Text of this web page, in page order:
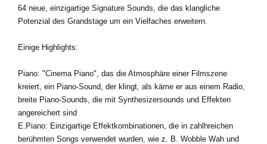
64 neue, einzigartige Signature Sounds, die das klangliche
Potenzial des Grandstage um ein Vielfaches erweitern.
Einige Highlights:
Piano: "Cinema Piano", das die Atmosphäre einer Filmszene
kreiert, ein Piano-Sound, der klingt, als käme er aus einem Radio,
breite Piano-Sounds, die mit Synthesizersounds und Effekten
angereichert sind
E.Piano: Einzigartige Effektkombinationen, die in zahlhreichen
berühmten Songs verwendet wurden, wie z. B. Wobble Wah und